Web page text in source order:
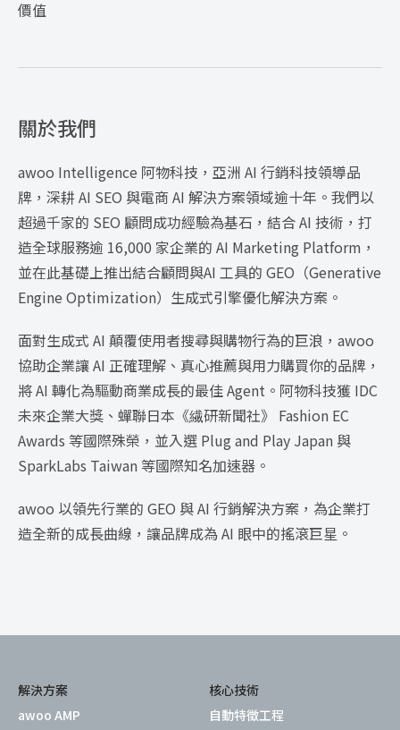
價值
關於我們
awoo Intelligence 阿物科技，亞洲 AI 行銷科技領導品
牌，深耕 AI SEO 與電商 AI 解決方案領域逾十年。我們以
超過千家的 SEO 顧問成功經驗為基石，結合 AI 技術，打
造全球服務逾 16,000 家企業的 AI Marketing Platform，
並在此基礎上推出結合顧問與AI 工具的 GEO（Generative
Engine Optimization）生成式引擎優化解決方案。
面對生成式 AI 顛覆使用者搜尋與購物行為的巨浪，awoo
協助企業讓 AI 正確理解、真心推薦與用力購買你的品牌，
將 AI 轉化為驅動商業成長的最佳 Agent。阿物科技獲 IDC
未來企業大獎、蟬聯日本《繊研新聞社》 Fashion EC
Awards 等國際殊榮，並入選 Plug and Play Japan 與
SparkLabs Taiwan 等國際知名加速器。
awoo 以領先行業的 GEO 與 AI 行銷解決方案，為企業打
造全新的成長曲線，讓品牌成為 AI 眼中的搖滾巨星。
解決方案
awoo AMP
核心技術
自動特徵工程